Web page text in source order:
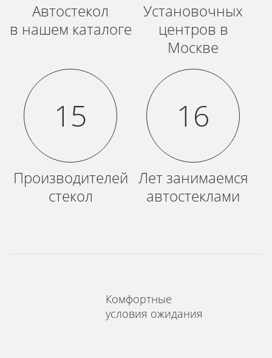
Автостекол
в нашем каталоге
Установочных
центров в
Москве
15
Производителей
стекол
16
Лет занимаемся
автостеклами
Комфортные
условия ожидания